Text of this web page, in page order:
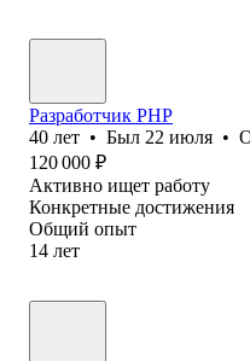
Разработчик PHP
40 лет • Был 22 июля •
120 000 ₽
Активно ищет работу
Конкретные достижения
Общий опыт
14 лет